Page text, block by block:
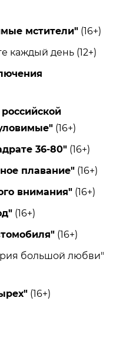
мстители" (16+)
каждый день (12+)
(16+)
36-80" (16+)
плавание" (16+)
внимания" (16+)
(16+)
(16+)
большой любви"
(16+)